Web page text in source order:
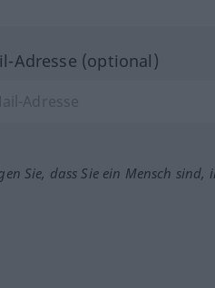
Adresse (optional)
Sie, dass Sie ein Mensch sind,